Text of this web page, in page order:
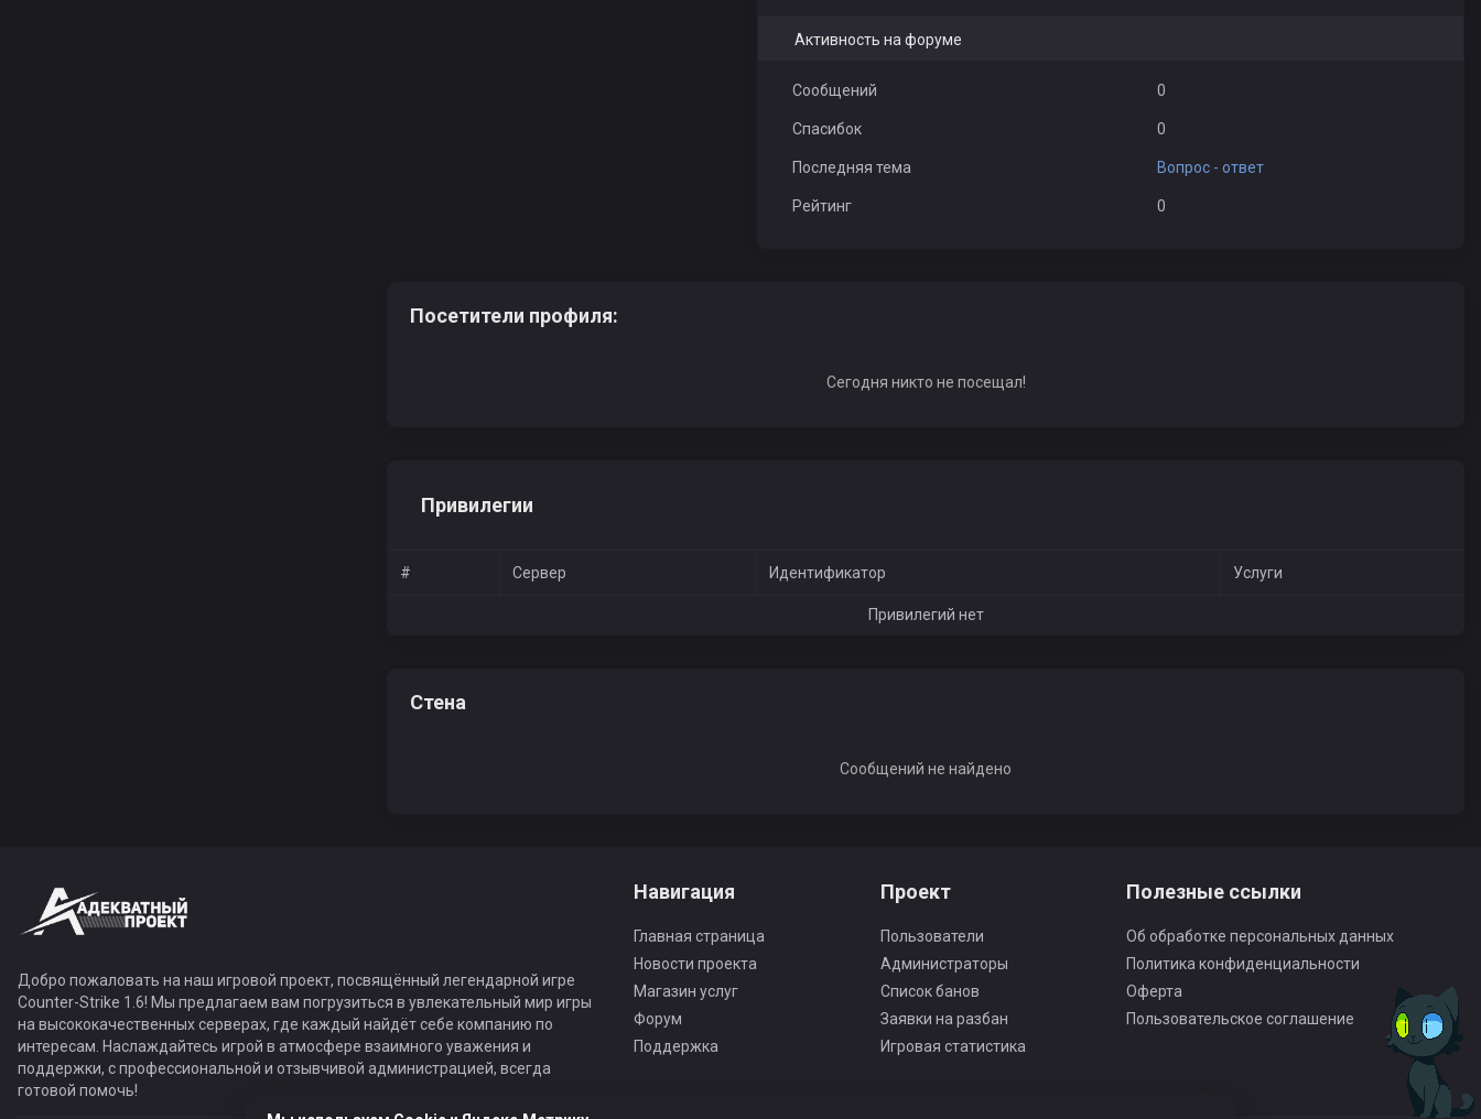
Активность на форуме
Сообщений 0
Спасибок 0
Последняя тема Вопрос - ответ
Рейтинг 0
Посетители профиля:
Сегодня никто не посещал!
Привилегии
# Сервер Идентификатор Услуги
Привилегий нет
Стена
Сообщений не найдено
Добро пожаловать на наш игровой проект, посвящённый легендарной игре
Counter-Strike 1.6! Мы предлагаем вам погрузиться в увлекательный мир игры
на высококачественных серверах, где каждый найдёт себе компанию по
интересам. Наслаждайтесь игрой в атмосфере взаимного уважения и
поддержки, с профессиональной и отзывчивой администрацией, всегда
готовой помочь!
Навигация
Главная страница
Новости проекта
Магазин услуг
Форум
Поддержка
Проект
Пользователи
Администраторы
Список банов
Заявки на разбан
Игровая статистика
Полезные ссылки
Об обработке персональных данных
Политика конфиденциальности
Оферта
Пользовательское соглашение